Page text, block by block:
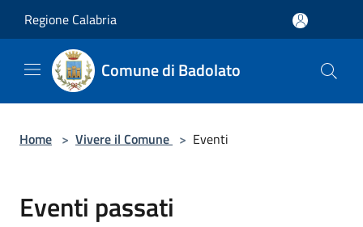
Regione Calabria
Comune di Badolato
Home > Vivere il Comune > Eventi
Eventi passati